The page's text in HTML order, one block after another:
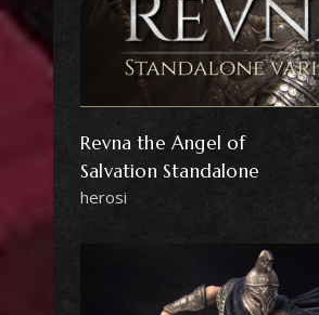
Revna the Angel of
Salvation Standalone
herosi